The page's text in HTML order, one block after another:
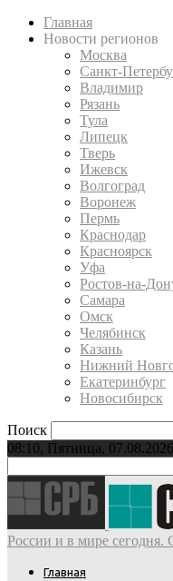
Главная
Новости регионов
Москва
Санкт-
Владимир
Рязань
Тула
Липецк
Тверь
Ижевск
Волгоград
Воронеж
Пермь
Краснодар
Красноярск
Уфа
Ростов-на-
Самара
Омск
Челябинск
Казань
Нижний
Екатеринбург
Новосибирск
Поиск
08:10, Пятница, 07.08.2026
России и в мире сегодня.
Главная